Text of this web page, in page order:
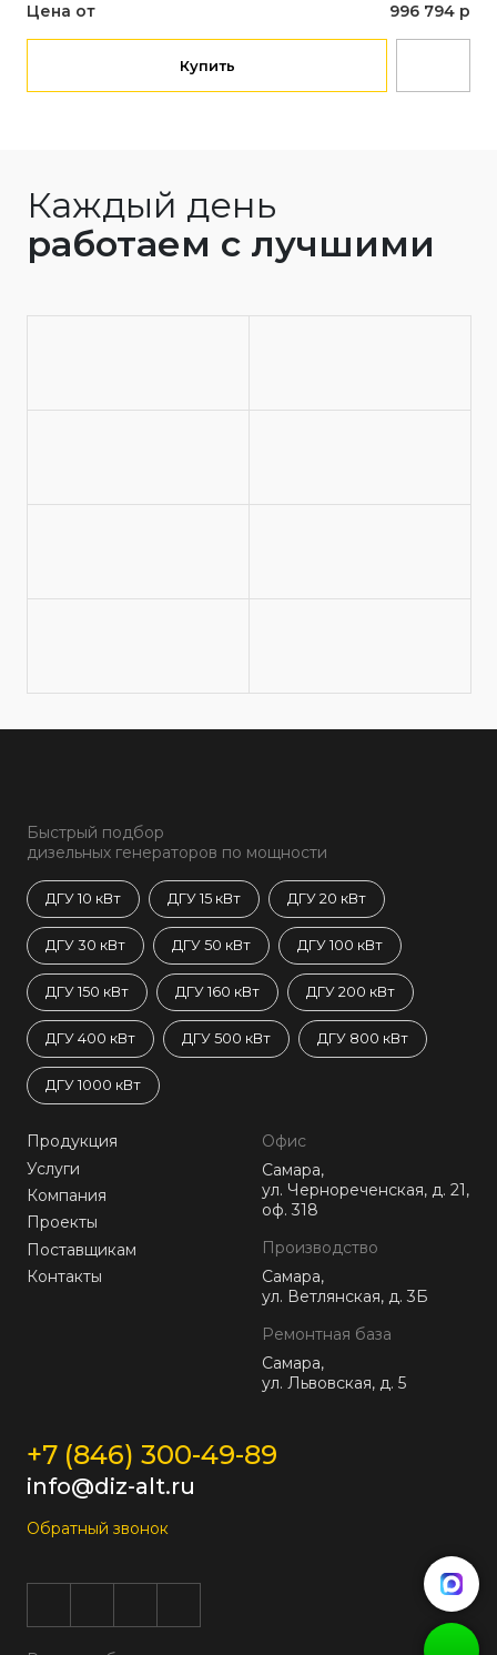
Цена от 996 794 р
Купить
Каждый день
работаем с лучшими
Быстрый подбор
дизельных генераторов по мощности
ДГУ 10 кВт ДГУ 15 кВт ДГУ 20 кВт
ДГУ 30 кВт ДГУ 50 кВт ДГУ 100 кВт
ДГУ 150 кВт ДГУ 160 кВт ДГУ 200 кВт
ДГУ 400 кВт ДГУ 500 кВт ДГУ 800 кВт
ДГУ 1000 кВт
Продукция
Услуги
Компания
Проекты
Поставщикам
Контакты
Офис
Самара,
ул. Чернореченская, д. 21,
оф. 318
Производство
Самара,
ул. Ветлянская, д. 3Б
Ремонтная база
Самара,
ул. Львовская, д. 5
+7 (846) 300-49-89
info@diz-alt.ru
Обратный звонок